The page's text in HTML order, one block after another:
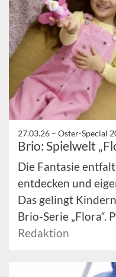
27.03.26 – Oster-Special
Brio: Spielwelt
Die Fantasie
entdecken und
Das gelingt
Brio-Serie „Flora“.
Redaktion